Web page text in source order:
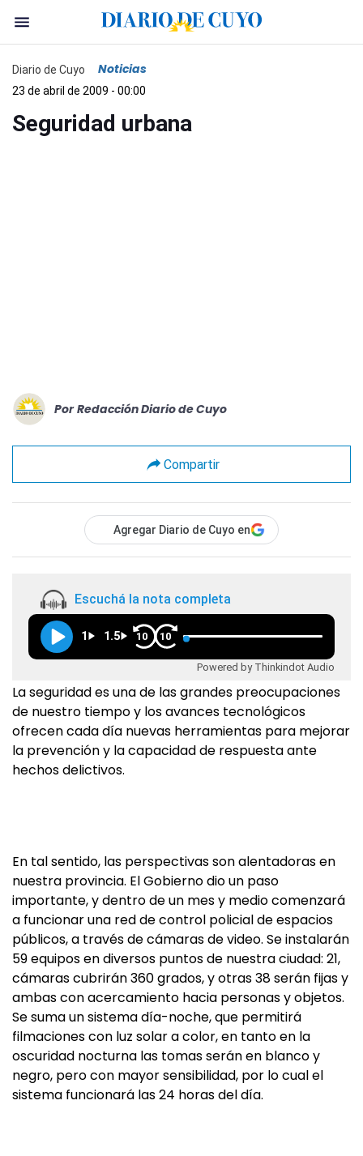
Diario de Cuyo Noticias
23 de abril de 2009 - 00:00
Seguridad urbana
Por Redacción Diario de Cuyo
Compartir
Agregar Diario de Cuyo en
Escuchá la nota completa
1 1.5 10 10
Powered by Thinkindot Audio
La seguridad es una de las grandes preocupaciones
de nuestro tiempo y los avances tecnológicos
ofrecen cada día nuevas herramientas para mejorar
la prevención y la capacidad de respuesta ante
hechos delictivos.
En tal sentido, las perspectivas son alentadoras en
nuestra provincia. El Gobierno dio un paso
importante, y dentro de un mes y medio comenzará
a funcionar una red de control policial de espacios
públicos, a través de cámaras de video. Se instalarán
59 equipos en diversos puntos de nuestra ciudad: 21,
cámaras cubrirán 360 grados, y otras 38 serán fijas y
ambas con acercamiento hacia personas y objetos.
Se suma un sistema día-noche, que permitirá
filmaciones con luz solar a color, en tanto en la
oscuridad nocturna las tomas serán en blanco y
negro, pero con mayor sensibilidad, por lo cual el
sistema funcionará las 24 horas del día.